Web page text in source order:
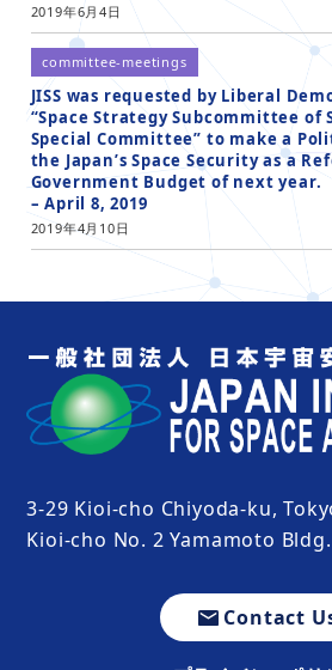
2019年6月4日
committee-meetings
JISS was requested by Liberal
“Space Strategy Subcommittee of
Special Committee” to make a
the Japan’s Space Security as a
Government Budget of next
– April 8, 2019
2019年4月10日
3-29 Kioi-cho Chiyoda-ku,
Kioi-cho No. 2 Yamamoto
Contact